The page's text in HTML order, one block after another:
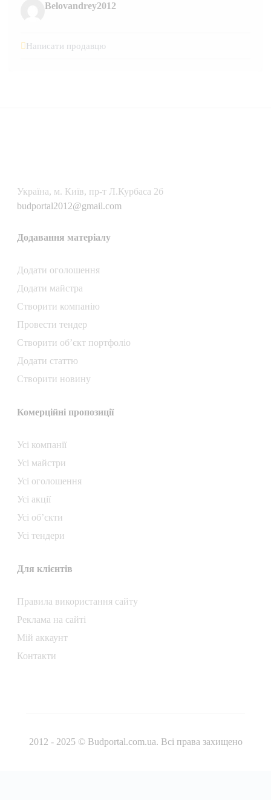
Belovandrey2012
Написати продавцю
Українa, м. Київ, пр-т Л.Курбаса 2б
budportal2012@gmail.com
Додавання матеріалу
Додати oголошення
Додати майстра
Створити компанiю
Провести тендер
Створити об’єкт портфоліо
Додати статтю
Створити новину
Комерційні пропозиції
Усі компанії
Усі майстри
Усі оголошення
Усі акції
Усі об’єкти
Усі тендери
Для клієнтів
Правила використання сайту
Реклама на сайті
Мій аккаунт
Контакти
2012 - 2025 © Budportal.com.ua. Всі права захищено